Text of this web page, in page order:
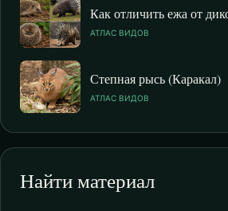
Как отличить ежа от
АТЛАС ВИДОВ
Степная рысь (Каракал)
АТЛАС ВИДОВ
Найти материал